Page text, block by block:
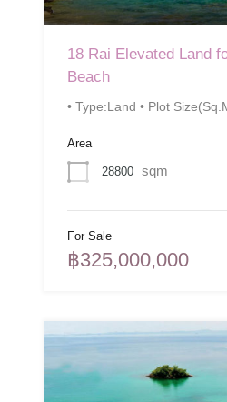
18 Rai Elevated Land
Beach
• Type:Land • Plot
Area
28800 sqm
For Sale
฿325,000,000